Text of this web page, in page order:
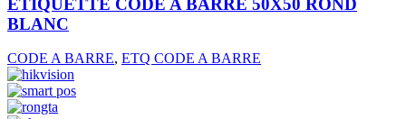
BLANC
CODE A BARRE, ETQ CODE A BARRE